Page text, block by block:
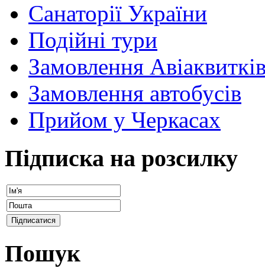
Санаторії України
Подійні тури
Замовлення
Замовлення автобусів
Прийом у Черкасах
Підписка на розсилку
Пошук